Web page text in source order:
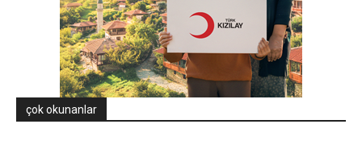
çok okunanlar